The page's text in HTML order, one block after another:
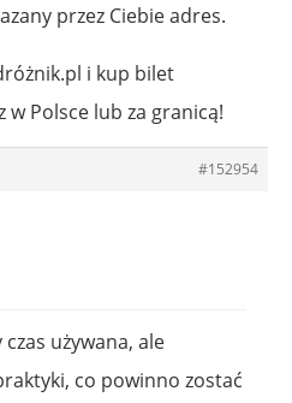
przez Ciebie adres.
i kup bilet
w Polsce lub za granicą!
#152954
czas używana, ale
co powinno zostać